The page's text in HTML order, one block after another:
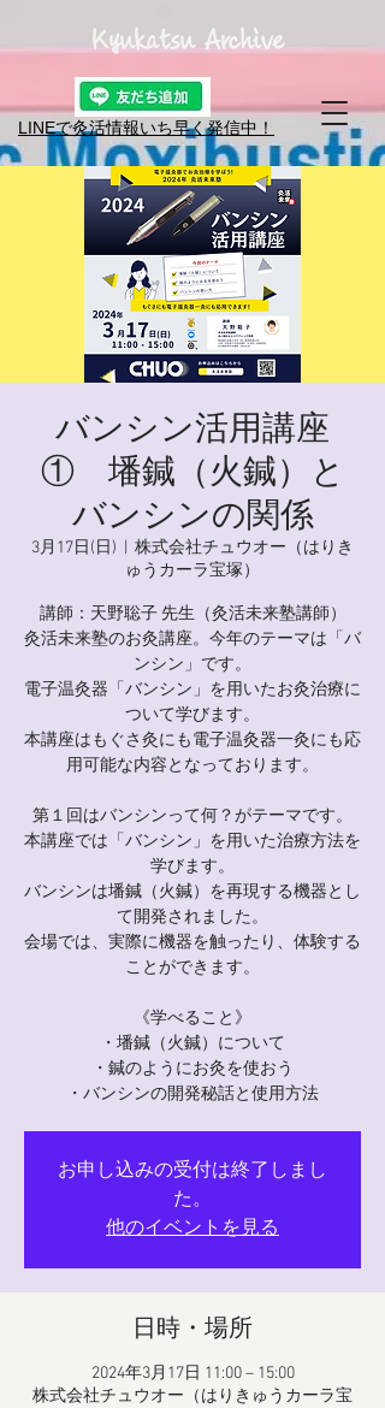
LINEで灸活情報​いち早く発信中！
Kyukatsu Archive
バンシン活用講座
① 墦鍼（火鍼）と
バンシンの関係
3月17日(日)
株式会社チュウオー（はりき
ゅうカーラ宝塚）
講師：天野聡子 先生（灸活未来塾講師）
灸活未来塾のお灸講座。今年のテーマは「バ
ンシン」です。
電子温灸器「バンシン」を用いたお灸治療に
ついて学びます。
本講座はもぐさ灸にも電子温灸器一灸にも応
用可能な内容となっております。
第１回はバンシンって何？がテーマです。
本講座では「バンシン」を用いた治療方法を
学びます。
バンシンは墦鍼（火鍼）を再現する機器とし
て開発されました。
会場では、実際に機器を触ったり、体験する
ことができます。
《学べること》
・墦鍼（火鍼）について
・鍼のようにお灸を使おう
・バンシンの開発秘話と使用方法
お申し込みの受付は終了しまし
た。
他のイベントを見る
日時・場所
2024年3月17日 11:00 – 15:00
株式会社チュウオー（はりきゅうカーラ宝